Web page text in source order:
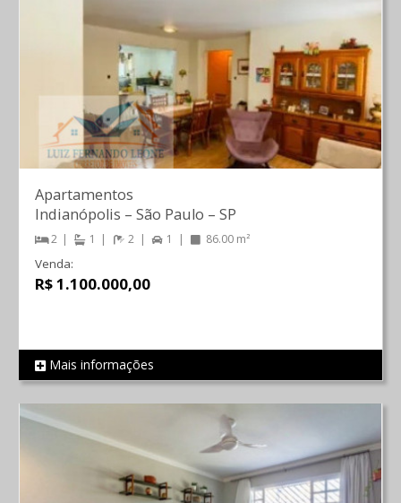
REF 625
Apartamentos
Indianópolis – São Paulo – SP
2 1 2 1 86.00 m²
Venda:
R$ 1.100.000,00
Mais informações